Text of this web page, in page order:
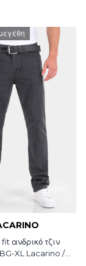
ανδρικό τζιν
XL Lacarino /